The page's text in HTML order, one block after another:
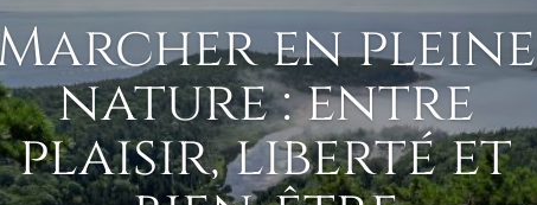
en pleine
nature : entre
plaisir, liberté et